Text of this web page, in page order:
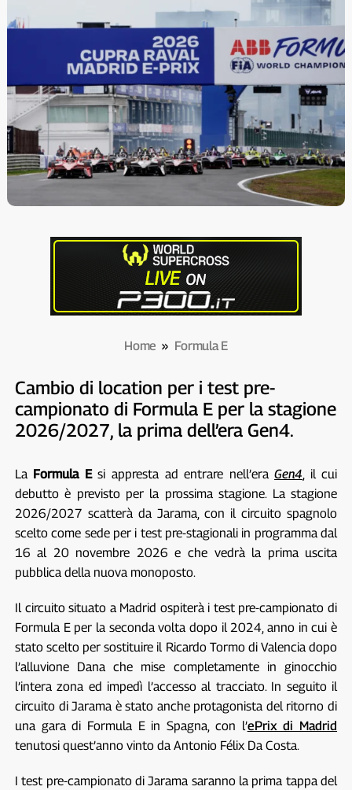
Home » Formula E
Cambio di location per i test pre-
campionato di Formula E per la stagione
2026/2027, la prima dell’era Gen4.
La Formula Esi appresta ad entrare nell’eraGen4, il cui
debutto è previsto per la prossima stagione. La stagione
2026/2027 scatterà da Jarama, con il circuito spagnolo
scelto come sede per i test pre-stagionali in programma dal
16 al 20 novembre 2026 e che vedrà la prima uscita
pubblica della nuova monoposto.
Il circuito situato a Madrid ospiterà i test pre-campionato di
Formula E per la seconda volta dopo il 2024, anno in cui è
stato scelto per sostituire il Ricardo Tormo di Valencia dopo
l’alluvione Dana che mise completamente in ginocchio
l’intera zona ed impedì l’accesso al tracciato. In seguito il
circuito di Jarama è stato anche protagonista del ritorno di
una gara di Formula E in Spagna, con l’ePrix di Madrid
tenutosi quest’anno vinto da Antonio Félix Da Costa.
I test pre-campionato di Jarama saranno la prima tappa del